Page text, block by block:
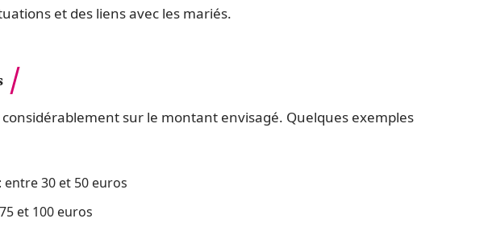
et des liens avec les mariés.
sur le montant envisagé. Quelques exemples
30 et 50 euros
et 100 euros